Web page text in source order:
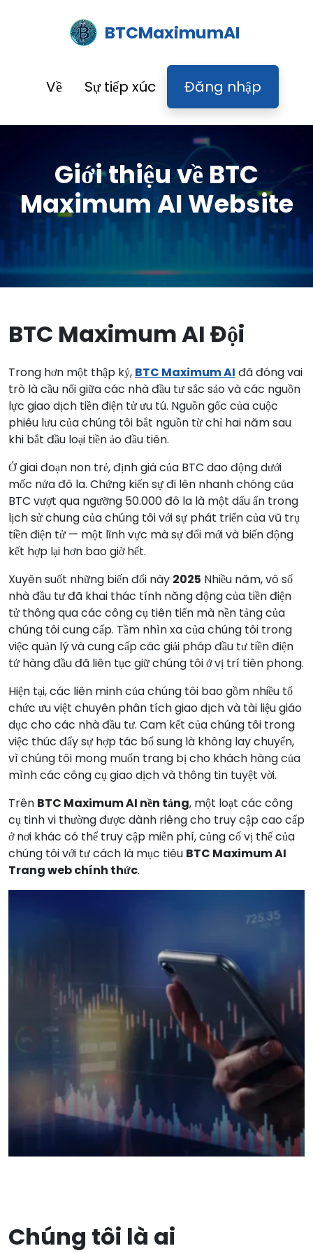
BTCMaximumAI
Về Sự tiếp xúc Đăng nhập
Giới thiệu về BTC
Maximum AI Website
BTC Maximum AI Đội
Trong hơn một thập kỷ, BTC Maximum AI đã đóng vai
trò là cầu nối giữa các nhà đầu tư sắc sảo và các nguồn
lực giao dịch tiền điện tử ưu tú. Nguồn gốc của cuộc
phiêu lưu của chúng tôi bắt nguồn từ chỉ hai năm sau
khi bắt đầu loại tiền ảo đầu tiên.
Ở giai đoạn non trẻ, định giá của BTC dao động dưới
mốc nửa đô la. Chứng kiến sự đi lên nhanh chóng của
BTC vượt qua ngưỡng 50.000 đô la là một dấu ấn trong
lịch sử chung của chúng tôi với sự phát triển của vũ trụ
tiền điện tử — một lĩnh vực mà sự đổi mới và biến động
kết hợp lại hơn bao giờ hết.
Xuyên suốt những biến đổi này 2025 Nhiều năm, vô số
nhà đầu tư đã khai thác tính năng động của tiền điện
tử thông qua các công cụ tiên tiến mà nền tảng của
chúng tôi cung cấp. Tầm nhìn xa của chúng tôi trong
việc quản lý và cung cấp các giải pháp đầu tư tiền điện
tử hàng đầu đã liên tục giữ chúng tôi ở vị trí tiên phong.
Hiện tại, các liên minh của chúng tôi bao gồm nhiều tổ
chức ưu việt chuyên phân tích giao dịch và tài liệu giáo
dục cho các nhà đầu tư. Cam kết của chúng tôi trong
việc thúc đẩy sự hợp tác bổ sung là không lay chuyển,
vì chúng tôi mong muốn trang bị cho khách hàng của
mình các công cụ giao dịch và thông tin tuyệt vời.
Trên BTC Maximum AI nền tảng, một loạt các công
cụ tinh vi thường được dành riêng cho truy cập cao cấp
ở nơi khác có thể truy cập miễn phí, củng cố vị thế của
chúng tôi với tư cách là mục tiêu BTC Maximum AI
Trang web chính thức.
Chúng tôi là ai